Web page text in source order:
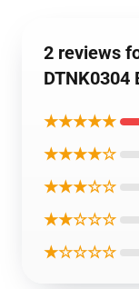
2 reviews
DTNK0304
★★★★★
★★★★☆
★★★☆☆
★★☆☆☆
★☆☆☆☆